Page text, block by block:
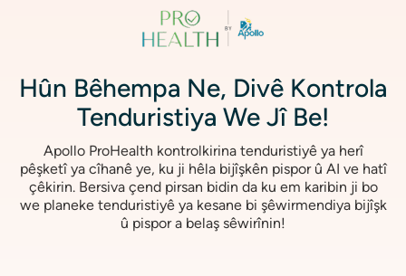
Hûn Bêhempa Ne, Divê Kontrola
Tenduristiya We Jî Be!
Apollo ProHealth kontrolkirina tenduristiyê ya herî
pêşketî ya cîhanê ye, ku ji hêla bijîşkên pispor û AI ve hatî
çêkirin. Bersiva çend pirsan bidin da ku em karibin ji bo
we planeke tenduristiyê ya kesane bi şêwirmendiya bijîşk
û pispor a belaş sêwirînin!